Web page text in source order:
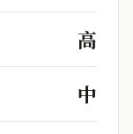
高
中